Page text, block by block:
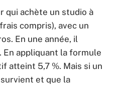
qui achète un studio à
compris), avec un
En une année, il
appliquant la formule
atteint 5,7 %. Mais si un
et que la